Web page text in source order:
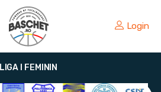
Login
LIGA I FEMININ